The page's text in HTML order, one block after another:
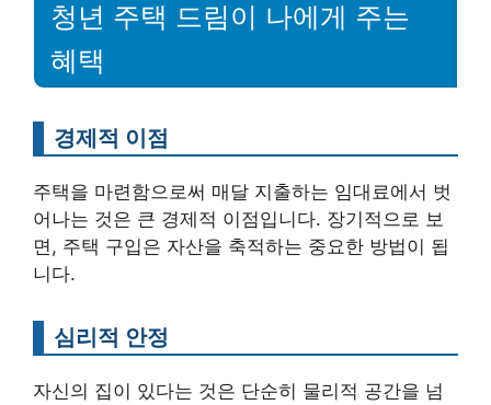
청년 주택 드림이 나에게 주는
혜택
경제적 이점
주택을 마련함으로써 매달 지출하는 임대료에서 벗
어나는 것은 큰 경제적 이점입니다. 장기적으로 보
면, 주택 구입은 자산을 축적하는 중요한 방법이 됩
니다.
심리적 안정
자신의 집이 있다는 것은 단순히 물리적 공간을 넘